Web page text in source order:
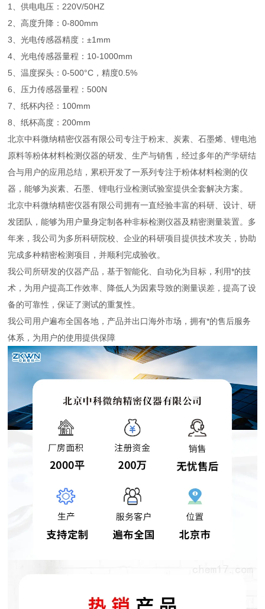
1、供电电压：220V/50HZ
2、高度升降：0-800mm
3、光电传感器精度：±1mm
4、光电传感器量程：10-1000mm
5、温度探头：0-500°C，精度0.5%
6、压力传感器量程：500N
7、纸杯内径：100mm
8、纸杯高度：200mm
北京中科微纳精密仪器有限公司专注于粉末、炭素、石墨烯、锂电池
原料等粉体材料检测仪器的研发、生产与销售，经过多年的产学研结
合与用户的应用总结，累积开发了一系列专注于粉体材料检测的仪
器，能够为炭素、石墨、锂电行业检测试验室提供全套解决方案。
北京中科微纳精密仪器有限公司拥有一直经验丰富的科研、设计、研
发团队，能够为用户量身定制各种非标检测仪器及精密测量装置。多
年来，我公司为多所科研院校、企业的科研项目提供技术攻关，协助
完成多种精密检测项目，并顺利完成验收。
我公司所研发的仪器产品，基于智能化、自动化为目标，利用*的技
术，为用户提高工作效率、降低人为因素导致的测量误差，提高了设
备的可靠性，保证了测试的重复性。
我公司用户遍布全国各地，产品并出口海外市场，拥有*的售后服务
体系，为用户的使用提供保障